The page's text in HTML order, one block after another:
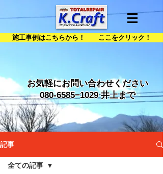
施工事例はこちらから！ ここをクリック！
お気軽にお問い合わせください
080-6585−1029 井上まで
記事
全ての記事